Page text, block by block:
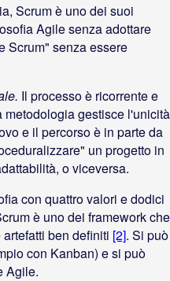
Scrum è uno dei suoi
Agile senza adottare
Scrum" senza essere
Il processo è ricorrente e
gestisce l'unicità
e il percorso è in parte da
un progetto in
o viceversa.
con quattro valori e dodici
è uno dei framework che
ben definiti [2]. Si può
con Kanban) e si può
Agile.